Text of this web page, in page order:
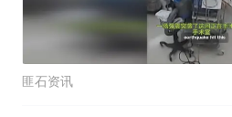
匪石资讯